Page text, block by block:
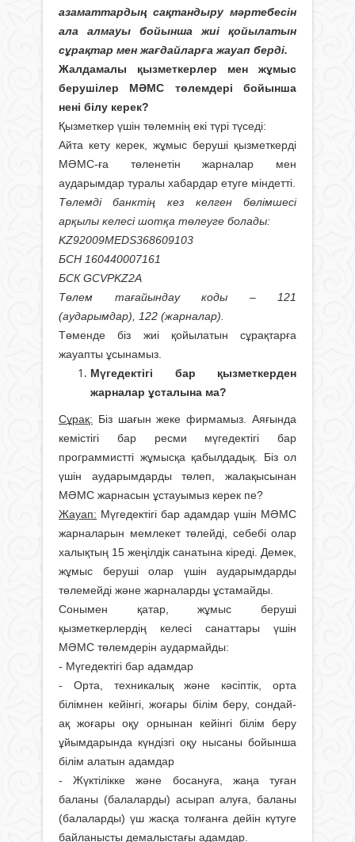
азаматтардың сақтандыру мәртебесін
ала алмауы бойынша жиі қойылатын
сұрақтар мен жағдайларға жауап берді.
Жалдамалы қызметкерлер мен жұмыс
берушілер МӘМС төлемдері бойынша
нені білу керек?
Қызметкер үшін төлемнің екі түрі түседі:
Айта кету керек, жұмыс беруші қызметкерді
МӘМС-ға төленетін жарналар мен
аударымдар туралы хабардар етуге міндетті.
Төлемді банктің кез келген бөлімшесі
арқылы келесі шотқа төлеуге болады:
KZ92009MEDS368609103
БСН 160440007161
БСК GCVPKZ2A
Төлем тағайындау коды – 121
(аударымдар), 122 (жарналар).
Төменде біз жиі қойылатын сұрақтарға
жауапты ұсынамыз.
Мүгедектігі бар қызметкерден
жарналар ұсталына ма?
Сұрақ: Біз шағын жеке фирмамыз. Аяғында
кемістігі бар ресми мүгедектігі бар
программистті жұмысқа қабылдадық. Біз ол
үшін аударымдарды төлеп, жалақысынан
МӘМС жарнасын ұстауымыз керек пе?
Жауап: Мүгедектігі бар адамдар үшін МӘМС
жарналарын мемлекет төлейді, себебі олар
халықтың 15 жеңілдік санатына кіреді. Демек,
жұмыс беруші олар үшін аударымдарды
төлемейді және жарналарды ұстамайды.
Сонымен қатар, жұмыс беруші
қызметкерлердің келесі санаттары үшін
МӘМС төлемдерін аудармайды:
- Мүгедектігі бар адамдар
- Орта, техникалық және кәсіптік, орта
білімнен кейінгі, жоғары білім беру, сондай-
ақ жоғары оқу орнынан кейінгі білім беру
ұйымдарында күндізгі оқу нысаны бойынша
білім алатын адамдар
- Жүктілікке және босануға, жаңа туған
баланы (балаларды) асырап алуға, баланы
(балаларды) үш жасқа толғанға дейін күтуге
байланысты демалыстағы адамдар.